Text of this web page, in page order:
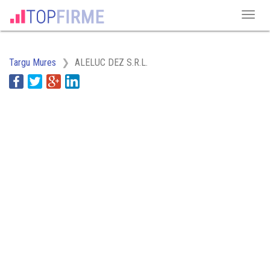
Targu Mures ALELUC DEZ S.R.L.